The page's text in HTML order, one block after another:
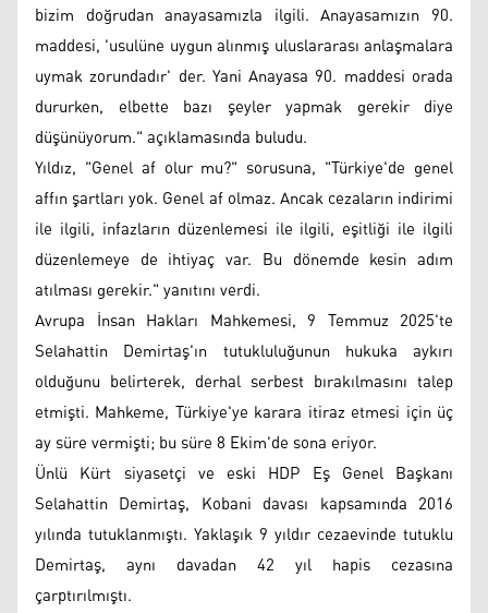
bizim doğrudan anayasamızla ilgili. Anayasamızın 90.
maddesi, 'usulüne uygun alınmış uluslararası anlaşmalara
uymak zorundadır' der. Yani Anayasa 90. maddesi orada
dururken, elbette bazı şeyler yapmak gerekir diye
düşünüyorum." açıklamasında buludu.
Yıldız, "Genel af olur mu?" sorusuna, "Türkiye'de genel
affın şartları yok. Genel af olmaz. Ancak cezaların indirimi
ile ilgili, infazların düzenlemesi ile ilgili, eşitliği ile ilgili
düzenlemeye de ihtiyaç var. Bu dönemde kesin adım
atılması gerekir." yanıtını verdi.
Avrupa İnsan Hakları Mahkemesi, 9 Temmuz 2025'te
Selahattin Demirtaş'ın tutukluluğunun hukuka aykırı
olduğunu belirterek, derhal serbest bırakılmasını talep
etmişti. Mahkeme, Türkiye'ye karara itiraz etmesi için üç
ay süre vermişti; bu süre 8 Ekim'de sona eriyor.
Ünlü Kürt siyasetçi ve eski HDP Eş Genel Başkanı
Selahattin Demirtaş, Kobani davası kapsamında 2016
yılında tutuklanmıştı. Yaklaşık 9 yıldır cezaevinde tutuklu
Demirtaş, aynı davadan 42 yıl hapis cezasına
çarptırılmıştı.